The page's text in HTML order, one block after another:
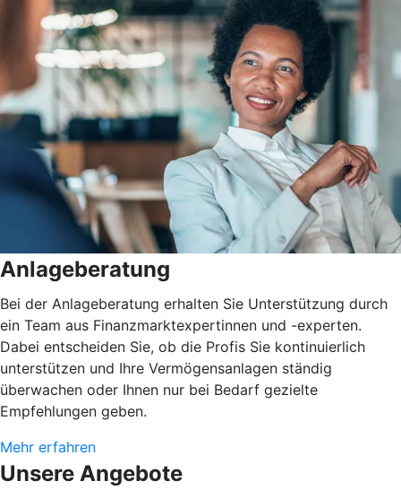
Anlageberatung
Bei der Anlageberatung erhalten Sie Unterstützung durch
ein Team aus Finanzmarktexpertinnen und -experten.
Dabei entscheiden Sie, ob die Profis Sie kontinuierlich
unterstützen und Ihre Vermögensanlagen ständig
überwachen oder Ihnen nur bei Bedarf gezielte
Empfehlungen geben.
Mehr erfahren
Unsere Angebote